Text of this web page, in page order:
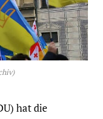
hat die